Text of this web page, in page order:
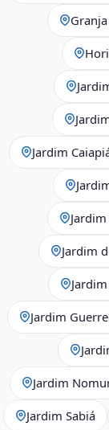
Jardim
Jardim
Jardim
Jardim
Jardim Sabiá